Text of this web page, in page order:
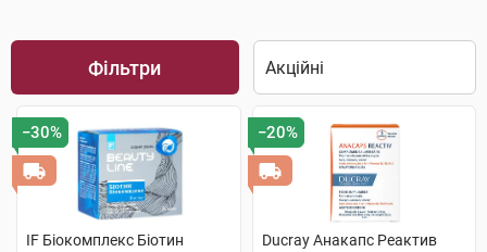
Фільтри
−30%
IF Біокомплекс Біотин
−20%
Ducray Анакапс Реактив